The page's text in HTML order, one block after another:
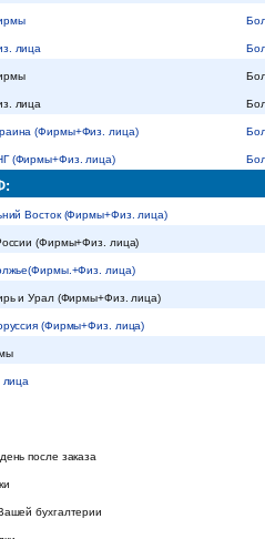
лица
лица
(Фирмы+Физ. лица)
(Фирмы+Физ. лица)
Восток (Фирмы+Физ. лица)
(Фирмы+Физ. лица)
лица)
и Урал (Фирмы+Физ. лица)
(Фирмы+Физ. лица)
после заказа
бухгалтерии